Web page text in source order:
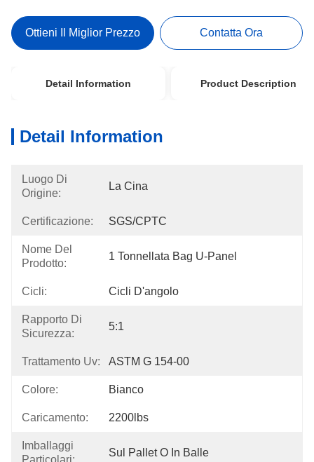
Ottieni Il Miglior Prezzo Contatta Ora
Detail Information Product Description
Detail Information
Luogo Di
Origine:
La Cina
Certificazione: SGS/CPTC
Nome Del
Prodotto:
1 Tonnellata Bag U-Panel
Cicli: Cicli D'angolo
Rapporto Di
Sicurezza:
5:1
Trattamento Uv: ASTM G 154-00
Colore: Bianco
Caricamento: 2200lbs
Imballaggi
Particolari:
Sul Pallet O In Balle